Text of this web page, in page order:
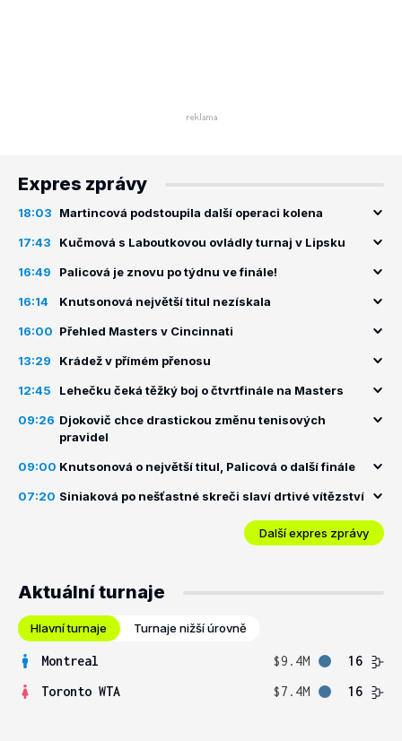
Expres zprávy
18:03 Martincová podstoupila další operaci kolena
17:43 Kučmová s Laboutkovou ovládly turnaj v Lipsku
16:49 Palicová je znovu po týdnu ve finále!
16:14 Knutsonová největší titul nezískala
16:00 Přehled Masters v Cincinnati
13:29 Krádež v přímém přenosu
12:45 Lehečku čeká těžký boj o čtvrtfinále na Masters
09:26 Djokovič chce drastickou změnu tenisových
pravidel
09:00 Knutsonová o největší titul, Palicová o další finále
07:20 Siniaková po nešťastné skreči slaví drtivé vítězství
Další expres zprávy
Aktuální turnaje
Hlavní turnaje Turnaje nižší úrovně
Montreal $9.4M
16
Toronto WTA
$7.4M 16